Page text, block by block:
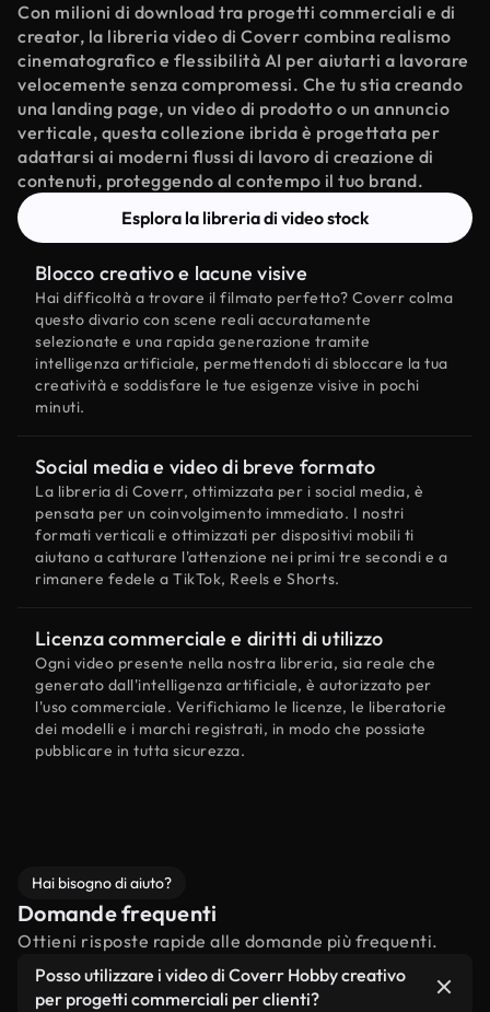
Con milioni di download tra progetti commerciali e di
creator, la libreria video di Coverr combina realismo
cinematografico e flessibilità AI per aiutarti a lavorare
velocemente senza compromessi. Che tu stia creando
una landing page, un video di prodotto o un annuncio
verticale, questa collezione ibrida è progettata per
adattarsi ai moderni flussi di lavoro di creazione di
contenuti, proteggendo al contempo il tuo brand.
Esplora la libreria di video stock
Blocco creativo e lacune visive
Hai difficoltà a trovare il filmato perfetto? Coverr colma
questo divario con scene reali accuratamente
selezionate e una rapida generazione tramite
intelligenza artificiale, permettendoti di sbloccare la tua
creatività e soddisfare le tue esigenze visive in pochi
minuti.
Social media e video di breve formato
La libreria di Coverr, ottimizzata per i social media, è
pensata per un coinvolgimento immediato. I nostri
formati verticali e ottimizzati per dispositivi mobili ti
aiutano a catturare l'attenzione nei primi tre secondi e a
rimanere fedele a TikTok, Reels e Shorts.
Licenza commerciale e diritti di utilizzo
Ogni video presente nella nostra libreria, sia reale che
generato dall'intelligenza artificiale, è autorizzato per
l'uso commerciale. Verifichiamo le licenze, le liberatorie
dei modelli e i marchi registrati, in modo che possiate
pubblicare in tutta sicurezza.
Hai bisogno di aiuto?
Domande frequenti
Ottieni risposte rapide alle domande più frequenti.
Posso utilizzare i video di Coverr Hobby creativo
per progetti commerciali per clienti?